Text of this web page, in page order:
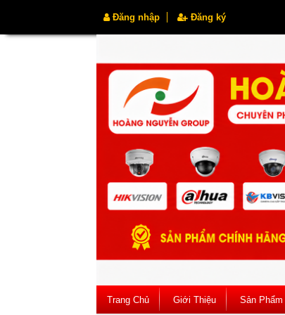
Đăng nhập Đăng ký
Trang Chủ Giới Thiệu Sản Phẩm